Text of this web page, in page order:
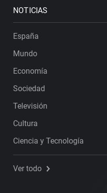
NOTICIAS
España
Mundo
Economía
Sociedad
Televisión
Cultura
Ciencia y Tecnología
Ver todo